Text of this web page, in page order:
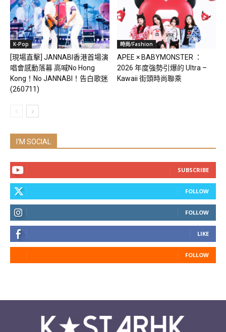
K-Pop
[現場直擊] JANNABI香港首場演
唱會感動落幕 高喊No Hong
Kong！No JANNABI！告白歌迷
(260711)
時尚/Fashion
APEE × BABYMONSTER ：
2026 年度強勢引爆的 Ultra –
Kawaii 街頭時尚聯乘
I'M SOCIAL
SUBSCRIBE
FOLLOW
FOLLOW
LIKE
FOLLOW